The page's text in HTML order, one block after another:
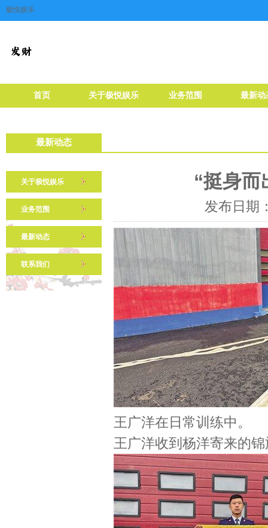
极悦娱乐
首页 关于极悦娱乐 业务范围 最新动
最新动态
关于极悦娱乐
业务范围
最新动态
联系我们
“挺身而
发布日期
王广洋在日常训练中。
王广洋收到杨洋寄来的